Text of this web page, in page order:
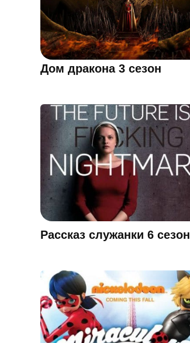
Дом дракона 3 сезон
Рассказ служанки 6 сезон